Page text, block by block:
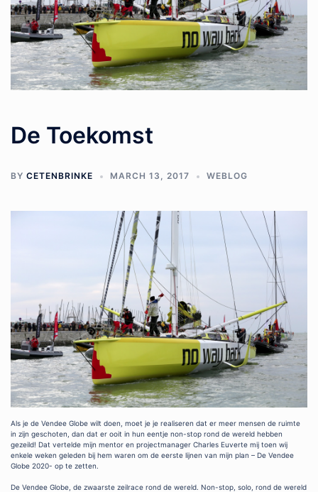
De Toekomst
BY CETENBRINKE MARCH 13, 2017 WEBLOG
Als je de Vendee Globe wilt doen, moet je je realiseren dat er meer mensen de ruimte
in zijn geschoten, dan dat er ooit in hun eentje non-stop rond de wereld hebben
gezeild! Dat vertelde mijn mentor en projectmanager Charles Euverte mij toen wij
enkele weken geleden bij hem waren om de eerste lijnen van mijn plan – De Vendee
Globe 2020- op te zetten.
De Vendee Globe, de zwaarste zeilrace rond de wereld. Non-stop, solo, rond de wereld